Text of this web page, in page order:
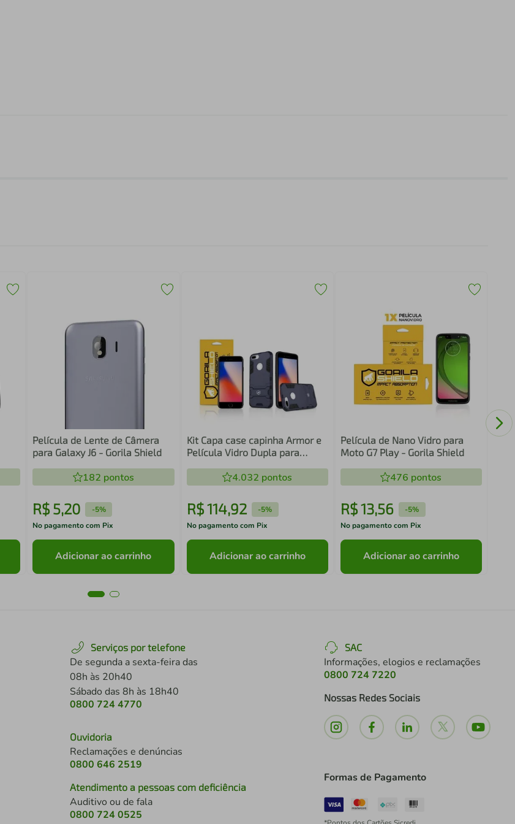
Película de Lente de Câmera
para Galaxy J6 - Gorila Shield
182 pontos
R$5,20 -5%
No pagamento com Pix
Adicionar ao carrinho
Kit Capa case capinha Armor e
Película Vidro Dupla para
4.032 pontos
R$114,92 -5%
No pagamento com Pix
Adicionar ao carrinho
Película de Nano Vidro para
Moto G7 Play - Gorila Shield
476 pontos
R$13,56 -5%
No pagamento com Pix
Adicionar ao carrinho
Serviços por telefone
De segunda a sexta-feira das
08h às 20h40
Sábado das 8h às 18h40
0800 724 4770
Ouvidoria
Reclamações e denúncias
0800 646 2519
Atendimento a pessoas com deficiência
Auditivo ou de fala
0800 724 0525
SAC
Informações, elogios e reclamações
0800 724 7220
Nossas Redes Sociais
Formas de Pagamento